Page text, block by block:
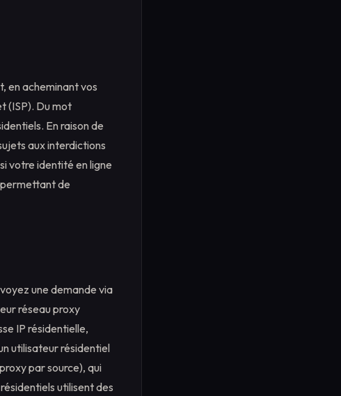
en acheminant vos
(ISP). Du mot
En raison de
aux interdictions
votre identité en ligne
de
une demande via
réseau proxy
IP résidentielle,
utilisateur résidentiel
par source), qui
utilisent des